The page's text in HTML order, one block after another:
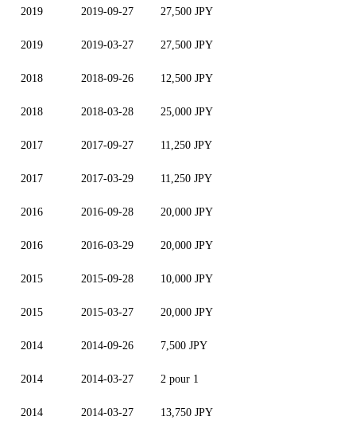
2019 2019-09-27 27,500 JPY
2019 2019-03-27 27,500 JPY
2018 2018-09-26 12,500 JPY
2018 2018-03-28 25,000 JPY
2017 2017-09-27 11,250 JPY
2017 2017-03-29 11,250 JPY
2016 2016-09-28 20,000 JPY
2016 2016-03-29 20,000 JPY
2015 2015-09-28 10,000 JPY
2015 2015-03-27 20,000 JPY
2014 2014-09-26 7,500 JPY
2014 2014-03-27 2 pour 1
2014 2014-03-27 13,750 JPY